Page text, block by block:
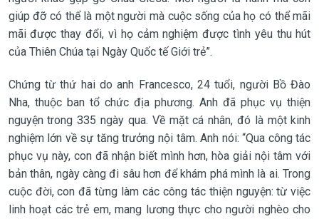
giúp đỡ có thể là một người mà cuộc sống của họ có thể mãi
mãi được thay đổi, vì họ cảm nghiệm được tình yêu thu hút
của Thiên Chúa tại Ngày Quốc tế Giới trẻ”.
Chứng từ thứ hai do anh Francesco, 24 tuổi, người Bồ Đào
Nha, thuộc ban tổ chức địa phương. Anh đã phục vụ thiện
nguyện trong 335 ngày qua. Về mặt cá nhân, đó là một kinh
nghiệm lớn về sự tăng trưởng nội tâm. Anh nói: “Qua công tác
phục vụ này, con đã nhận biết mình hơn, hòa giải nội tâm với
bản thân, ngày càng đi sâu hơn để khám phá mình là ai. Trong
cuộc đời, con đã từng làm các công tác thiện nguyện: từ việc
linh hoạt các trẻ em, mang lương thực cho người nghèo cho